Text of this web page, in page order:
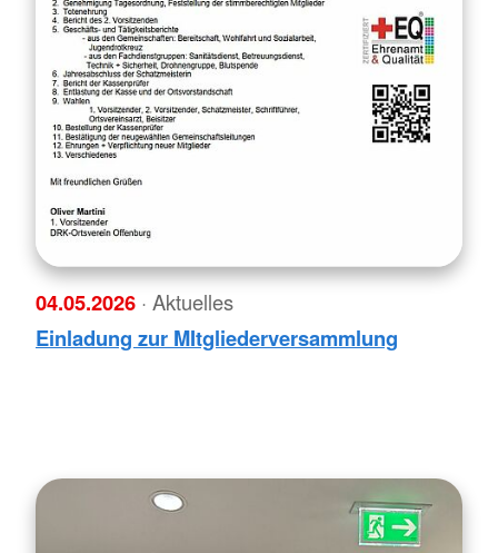
04.05.2026 · Aktuelles
Einladung zur MItgliederversammlung